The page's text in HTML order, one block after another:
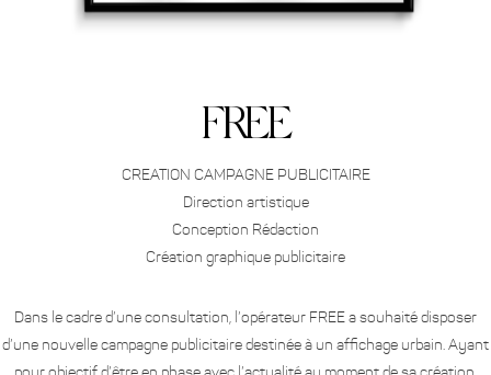
FREE
CREATION CAMPAGNE PUBLICITAIRE
Direction artistique
Conception Rédaction
Création graphique publicitaire
Dans le cadre d’une consultation, l’opérateur FREE a souhaité disposer
d’une nouvelle campagne publicitaire destinée à un affichage urbain. Ayant